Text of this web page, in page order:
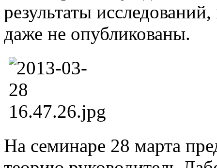
результаты
даже не опубликованы.
На семинаре 28 марта